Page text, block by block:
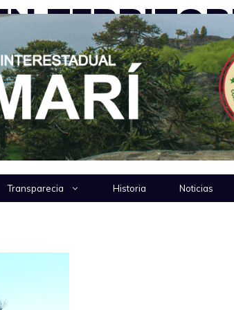
Transparecia Historia Noticias
de Ambiente y Desarrollo
por la …